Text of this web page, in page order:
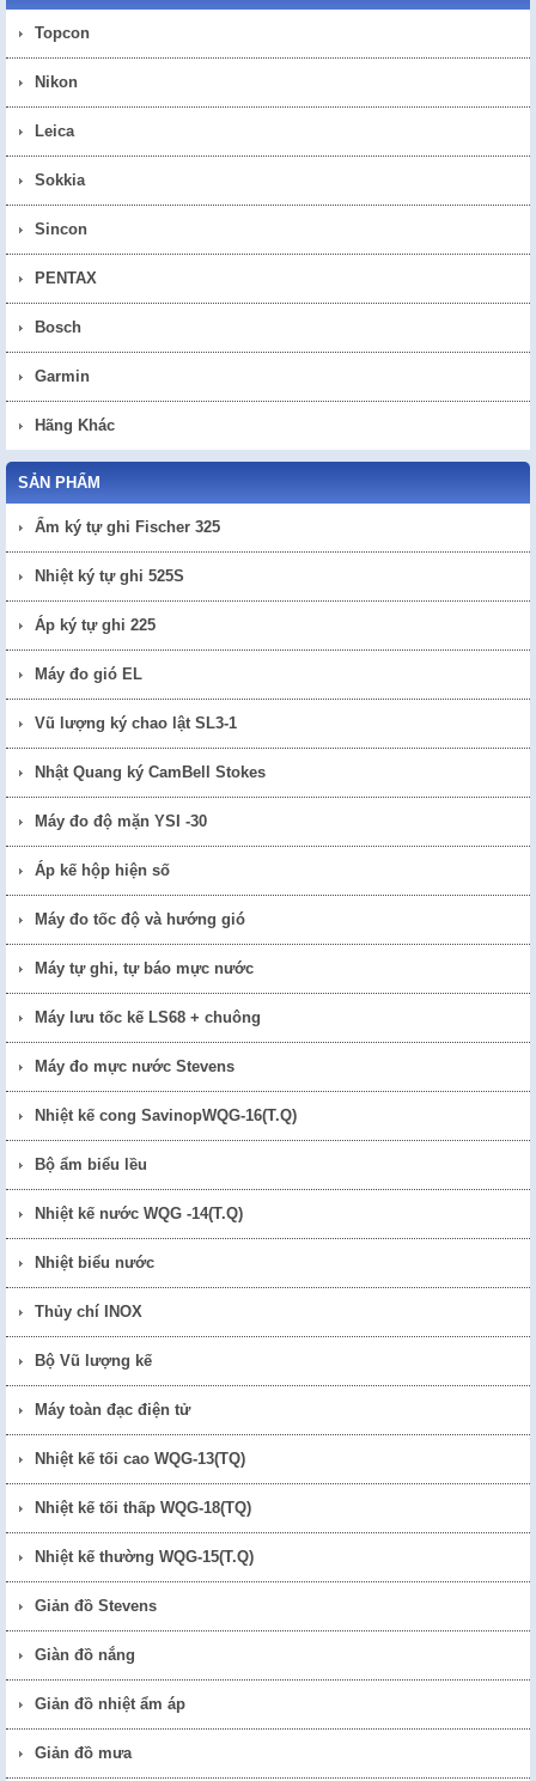
Topcon
Nikon
Leica
Sokkia
Sincon
PENTAX
Bosch
Garmin
Hãng Khác
SẢN PHẨM
Ẩm ký tự ghi Fischer 325
Nhiệt ký tự ghi 525S
Áp ký tự ghi 225
Máy đo gió EL
Vũ lượng ký chao lật SL3-1
Nhật Quang ký CamBell Stokes
Máy đo độ mặn YSI -30
Áp kế hộp hiện số
Máy đo tốc độ và hướng gió
Máy tự ghi, tự báo mực nước
Máy lưu tốc kế LS68 + chuông
Máy đo mực nước Stevens
Nhiệt kế cong SavinopWQG-16(T.Q)
Bộ ẩm biểu lều
Nhiệt kế nước WQG -14(T.Q)
Nhiệt biểu nước
Thủy chí INOX
Bộ Vũ lượng kế
Máy toàn đạc điện tử
Nhiệt kế tối cao WQG-13(TQ)
Nhiệt kế tối thấp WQG-18(TQ)
Nhiệt kế thường WQG-15(T.Q)
Giản đồ Stevens
Giàn đồ nắng
Giản đồ nhiệt ẩm áp
Giản đồ mưa